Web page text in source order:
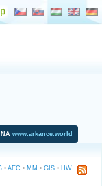
www.arkance.world
• AEC • MM • GIS • HW